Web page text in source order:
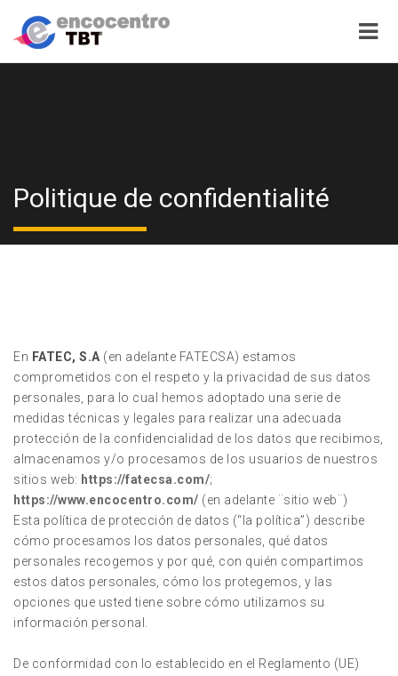
Politique de confidentialité
En FATEC, S.A (en adelante FATECSA) estamos
comprometidos con el respeto y la privacidad de sus datos
personales, para lo cual hemos adoptado una serie de
medidas técnicas y legales para realizar una adecuada
protección de la confidencialidad de los datos que recibimos,
almacenamos y/o procesamos de los usuarios de nuestros
sitios web: https://fatecsa.com/;
https://www.encocentro.com/ (en adelante ¨sitio web¨)
Esta política de protección de datos (“la política”) describe
cómo procesamos los datos personales, qué datos
personales recogemos y por qué, con quién compartimos
estos datos personales, cómo los protegemos, y las
opciones que usted tiene sobre cómo utilizamos su
información personal.
De conformidad con lo establecido en el Reglamento (UE)